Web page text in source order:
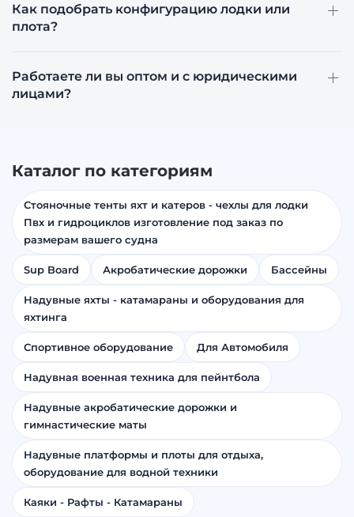
Как подобрать конфигурацию лодки или
плота?
Работаете ли вы оптом и с юридическими
лицами?
Каталог по категориям
Стояночные тенты яхт и катеров - чехлы для лодки
Пвх и гидроциклов изготовление под заказ по
размерам вашего судна
Sup Board Акробатические дорожки Бассейны
Надувные яхты - катамараны и оборудования для
яхтинга
Спортивное оборудование Для Автомобиля
Надувная военная техника для пейнтбола
Надувные акробатические дорожки и
гимнастические маты
Надувные платформы и плоты для отдыха,
оборудование для водной техники
Каяки - Рафты - Катамараны